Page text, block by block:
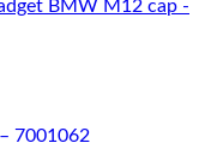
7001062